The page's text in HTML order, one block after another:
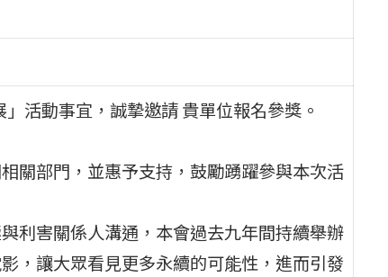
活動事宜，誠摯邀請 貴單位報名參獎。
關部門，並惠予支持，鼓勵踴躍參與本次活
利害關係人溝通，本會過去九年間持續舉辦
，讓大眾看見更多永續的可能性，進而引發